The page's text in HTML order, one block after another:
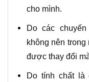
cho mình.
Do các
không nên
được thay đổi
Do tính chất là